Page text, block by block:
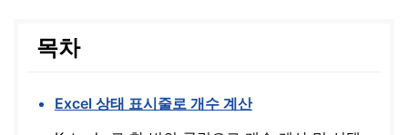
목차
Excel 상태 표시줄로 개수 계산